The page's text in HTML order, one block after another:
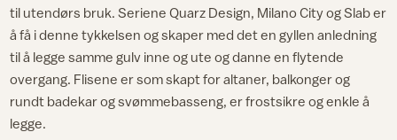
til utendørs bruk. Seriene Quarz Design, Milano City og Slab er
å få i denne tykkelsen og skaper med det en gyllen anledning
til å legge samme gulv inne og ute og danne en flytende
overgang. Flisene er som skapt for altaner, balkonger og
rundt badekar og svømmebasseng, er frostsikre og enkle å
legge.